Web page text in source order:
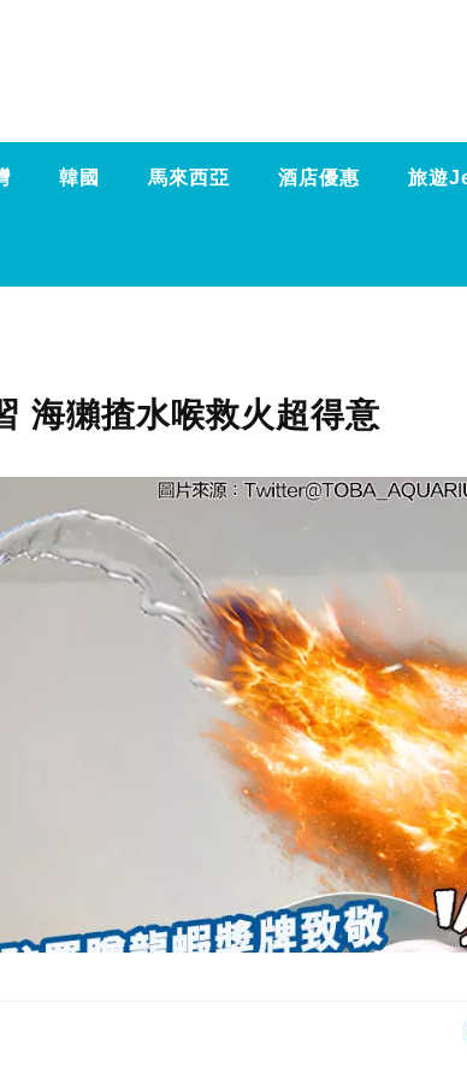
韓國 馬來西亞 酒店優惠 旅遊
海獺揸水喉救火超得意